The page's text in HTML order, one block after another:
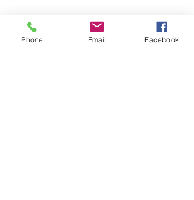
L’appui au potentiel des
institutions et des personnes
Phone Email Facebook